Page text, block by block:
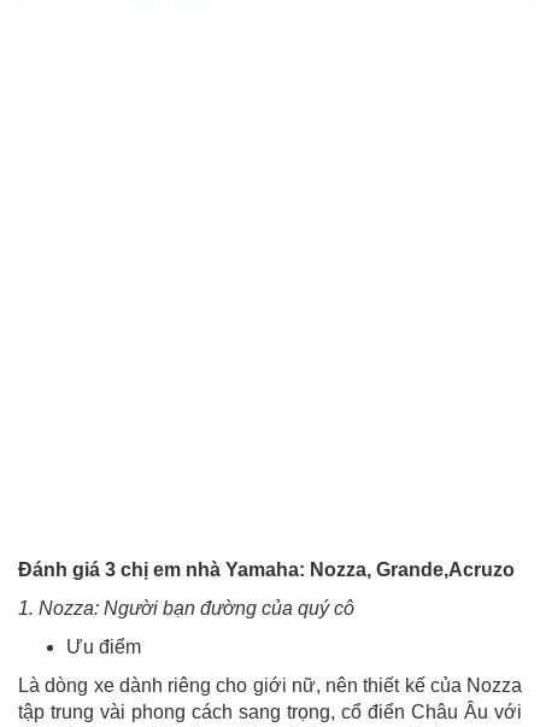
Đánh giá 3 chị em nhà Yamaha: Nozza, Grande,Acruzo
1. Nozza: Người bạn đường của quý cô
Ưu điểm
Là dòng xe dành riêng cho giới nữ, nên thiết kế của Nozza
tập trung vài phong cách sang trọng, cổ điển Châu Âu với